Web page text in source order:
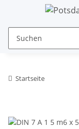
Startseite